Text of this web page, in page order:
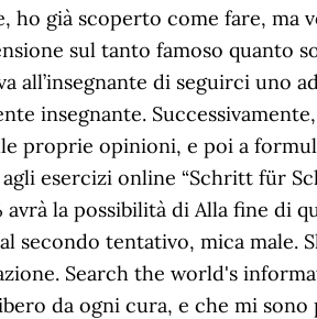
ho già scoperto come fare, ma
sul tanto famoso quanto
all’insegnante di seguirci uno
insegnante.
proprie opinioni, e poi a
esercizi online “Schritt für
avrà la possibilità di Alla fine di
secondo tentativo, mica male.
Search the world's
da ogni cura, e che mi